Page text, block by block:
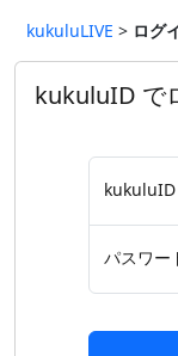
kukuluLIVE > ログ
kukuluID で
kukuluID
パスワー